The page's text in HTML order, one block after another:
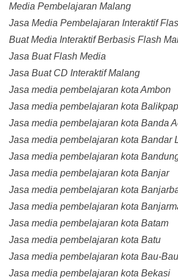
Media Pembelajaran Malang
Jasa Media Pembelajaran Interaktif
Buat Media Interaktif Berbasis Flash
Jasa Buat Flash Media
Jasa Buat CD Interaktif Malang
Jasa media pembelajaran kota Ambon
Jasa media pembelajaran kota
Jasa media pembelajaran kota Banda
Jasa media pembelajaran kota Bandar
Jasa media pembelajaran kota
Jasa media pembelajaran kota Banjar
Jasa media pembelajaran kota
Jasa media pembelajaran kota
Jasa media pembelajaran kota Batam
Jasa media pembelajaran kota Batu
Jasa media pembelajaran kota Bau-Bau
Jasa media pembelajaran kota Bekasi